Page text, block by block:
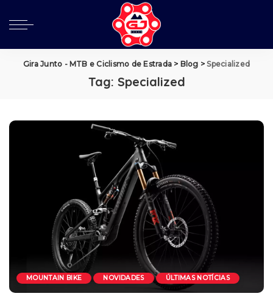
Gira Junto - MTB e Ciclismo de Estrada > Blog >Specialized
Tag: Specialized
MOUNTAIN BIKE NOVIDADES ÚLTIMAS NOTÍCIAS